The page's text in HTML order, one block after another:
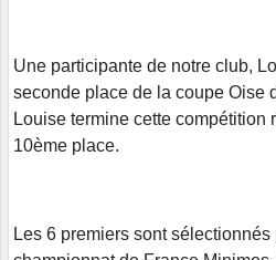
Une participante de notre club,
seconde place de la coupe Oise
Louise termine cette compétition
10ème place.
Les 6 premiers sont